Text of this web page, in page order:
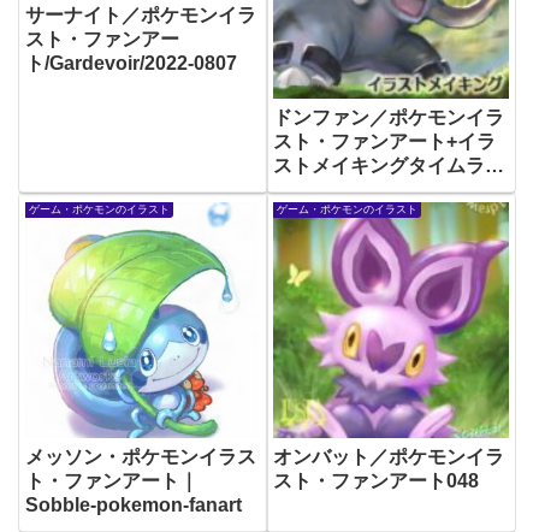
サーナイト／ポケモンイラ
スト・ファンアー
ト/Gardevoir/2022-0807
ドンファン／ポケモンイラ
スト・ファンアート+イラ
ストメイキングタイムラプ
スあり
ゲーム・ポケモンのイラスト
メッソン・ポケモンイラス
ト・ファンアート｜
Sobble-pokemon-fanart
ゲーム・ポケモンのイラスト
オンバット／ポケモンイラ
スト・ファンアート048